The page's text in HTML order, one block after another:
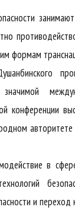
формам
значимой
конференции
авторитете
в
и переход